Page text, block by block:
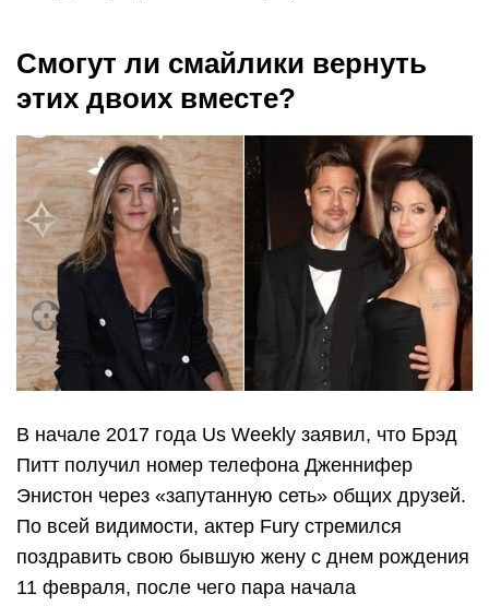
Смогут ли смайлики вернуть
этих двоих вместе?
В начале 2017 года Us Weekly заявил, что Брэд
Питт получил номер телефона Дженнифер
Энистон через «запутанную сеть» общих друзей.
По всей видимости, актер Fury стремился
поздравить свою бывшую жену с днем ​​рождения
11 февраля, после чего пара начала